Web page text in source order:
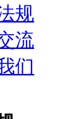
规
流
们